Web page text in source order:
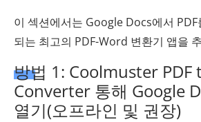
이 섹션에서는 Google Docs에서 PDF
되는 최고의 PDF-Word 변환기 앱을
방법 1: Coolmuster PDF
Converter 통해 Google
열기(오프라인 및 권장)